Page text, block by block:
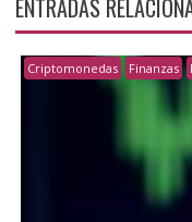
ENTRADAS
Criptomonedas Finanzas